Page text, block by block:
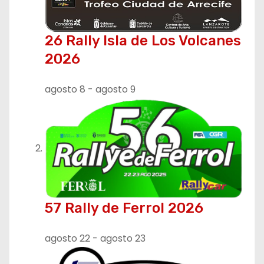
26 Rally Isla de Los Volcanes
2026
agosto 8 - agosto 9
57 Rally de Ferrol 2026
agosto 22 - agosto 23